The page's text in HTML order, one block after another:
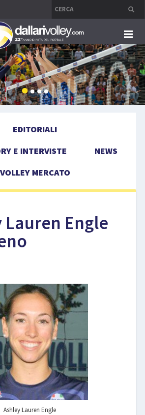
HOME
EDITORIALI
VOLLEY MERCATO
COMPETIZIONI
EDITORIALI
E INTERVISTE
NEWS
VOLLEY MERCATO
Lauren Engle
Ashley Lauren Engle